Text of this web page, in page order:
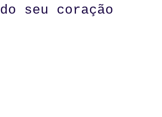
do seu coração